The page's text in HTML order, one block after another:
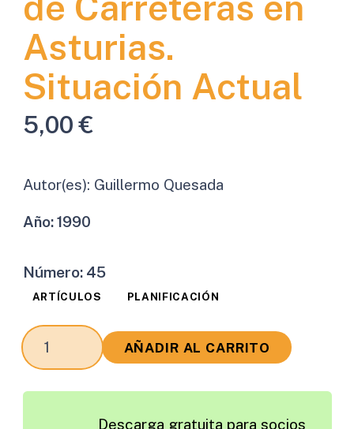
Asturias.
Situación Actual
5,00€
Autor(es): Guillermo Quesada
Año:1990
Número: 45
ARTÍCULOS PLANIFICACIÓN
El
Plan
AÑADIR AL CARRITO
Descarga gratuita para socios